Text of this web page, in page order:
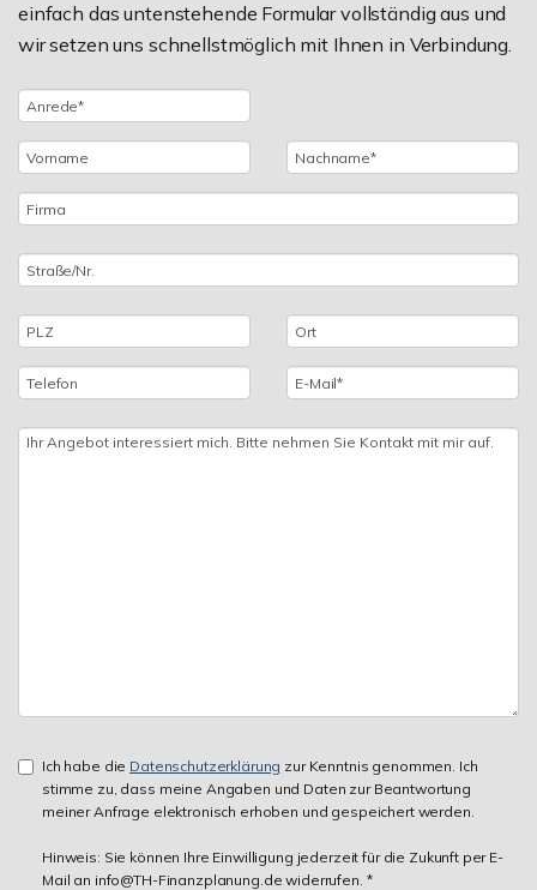
einfach das untenstehende Formular vollständig aus und
wir setzen uns schnellstmöglich mit Ihnen in Verbindung.
Ich habe die Datenschutzerklärung zur Kenntnis genommen. Ich
stimme zu, dass meine Angaben und Daten zur Beantwortung
meiner Anfrage elektronisch erhoben und gespeichert werden.
Hinweis: Sie können Ihre Einwilligung jederzeit für die Zukunft per E-
Mail an info@TH-Finanzplanung.de widerrufen. *